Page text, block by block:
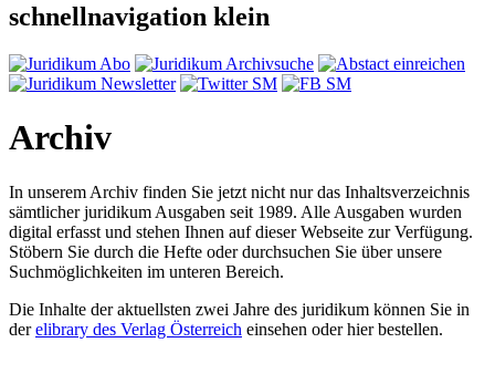
schnellnavigation klein
Archiv
In unserem Archiv finden Sie jetzt nicht nur das Inhaltsverzeichnis
sämtlicher juridikum Ausgaben seit 1989. Alle Ausgaben wurden
digital erfasst und stehen Ihnen auf dieser Webseite zur Verfügung.
Stöbern Sie durch die Hefte oder durchsuchen Sie über unsere
Suchmöglichkeiten im unteren Bereich.
Die Inhalte der aktuellsten zwei Jahre des juridikum können Sie in
derelibrary des Verlag Österreich einsehen oder hier bestellen.